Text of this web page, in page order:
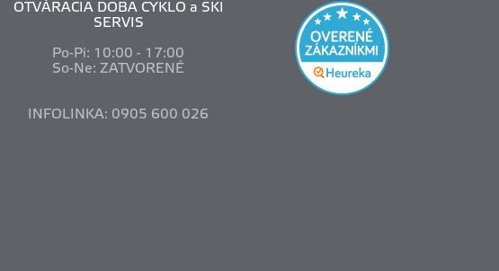
OTVÁRACIA DOBA CYKLO a SKI
SERVIS
Po-Pi: 10:00 - 17:00
So-Ne: ZATVORENÉ
INFOLINKA: 0905 600 026